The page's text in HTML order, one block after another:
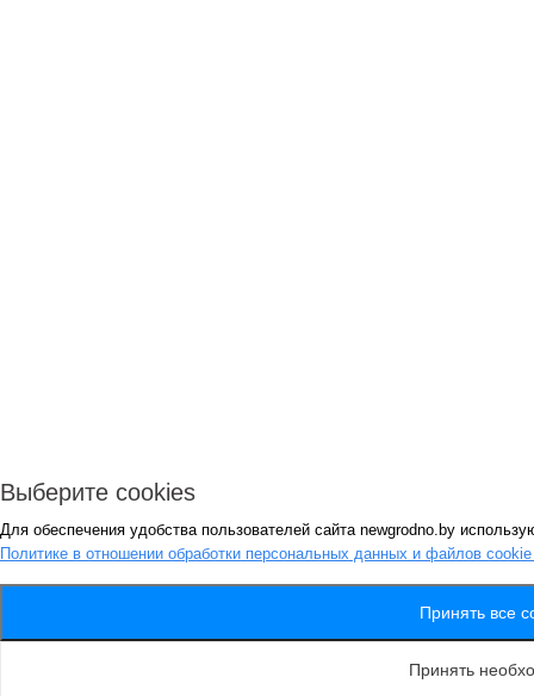
Выберите cookies
Для обеспечения удобства пользователей сайта newgrodno.by
Политике в отношении обработки персональных данных и файлов
Принять все
Принять